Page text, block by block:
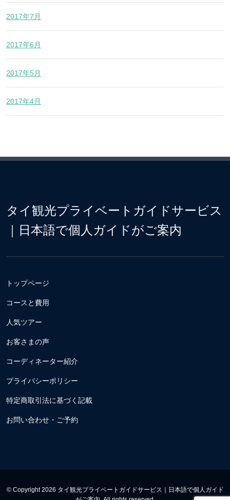
2017年7月
2017年6月
2017年5月
2017年4月
タイ観光プライベートガイドサービス
｜日本語で個人ガイドがご案内
トップページ
コースと費用
人気ツアー
お客さまの声
コーディネーター紹介
プライバシーポリシー
特定商取引法に基づく記載
お問い合わせ・ご予約
© Copyright 2026 タイ観光プライベートガイドサービス｜日本語で個人ガイド